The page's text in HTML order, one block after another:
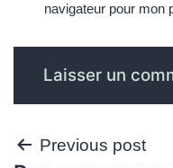
navigateur pour mon
Navigation
Previous post